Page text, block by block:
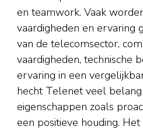
en teamwork. Vaak
vaardigheden en ervaring
van de telecomsector,
vaardigheden, technische
ervaring in een
hecht Telenet veel
eigenschappen zoals
een positieve houding.